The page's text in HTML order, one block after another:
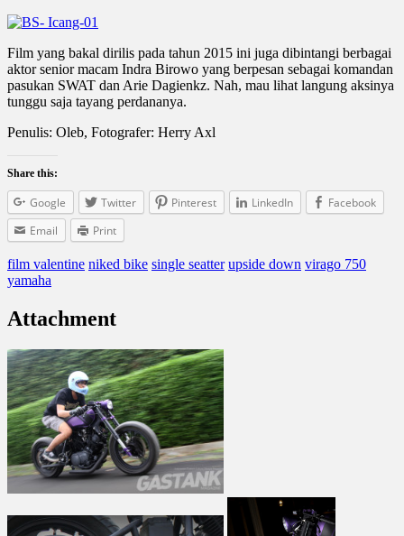
Film yang bakal dirilis pada tahun 2015 ini juga dibintangi berbagai
aktor senior macam Indra Birowo yang berpesan sebagai komandan
pasukan SWAT dan Arie Dagienkz. Nah, mau lihat langung aksinya
tunggu saja tayang perdananya.
Penulis: Oleb, Fotografer: Herry Axl
Share this:
Google Twitter Pinterest LinkedIn
Facebook
Email
Print
film valentine niked bike single seatter upside down virago 750
yamaha
Attachment